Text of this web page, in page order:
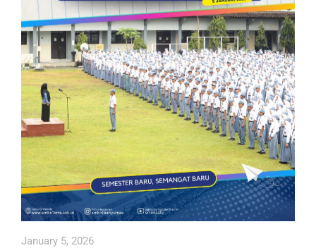
January 5, 2026